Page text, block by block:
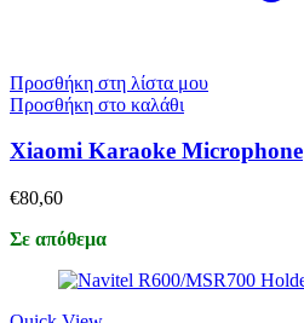
Προσθήκη στη λίστα μου
Προσθήκη στο καλάθι
Xiaomi Karaoke Microphone
€80,60
Σε απόθεμα